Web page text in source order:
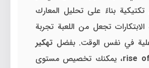
بناءً على تحليل المعارك
تجعل من اللعبة تجربة
في نفس الوقت. بفضل تهكير
rise، يمكنك تخصيص مستوى